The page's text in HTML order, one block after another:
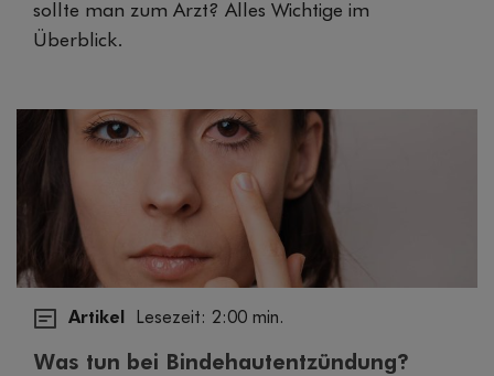
sollte man zum Arzt? Alles Wichtige im
Überblick.
Artikel Lesezeit: 2:00 min.
Was tun bei Bindehautentzündung?